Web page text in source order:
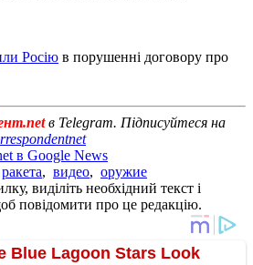
Росію в порушенні договору про
в Telegram. Підписуйтеся на
в Google News
ракета, видео, оружие
виділіть необхідний текст і
повідомити про це редакцію.